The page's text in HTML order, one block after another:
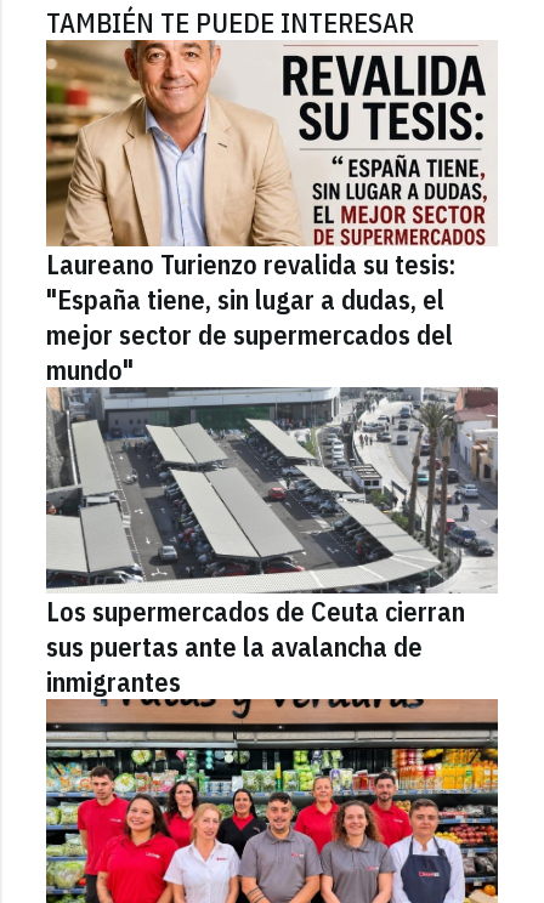
TAMBIÉN TE PUEDE INTERESAR
Laureano Turienzo revalida su tesis:
"España tiene, sin lugar a dudas, el
mejor sector de supermercados del
mundo"
Los supermercados de Ceuta cierran
sus puertas ante la avalancha de
inmigrantes